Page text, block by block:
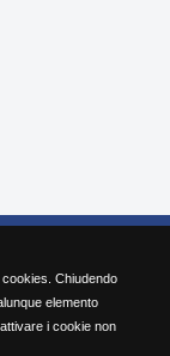
Chiudendo
elemento
i cookie non
2284.511 | Fax
| C.F. 98167050172